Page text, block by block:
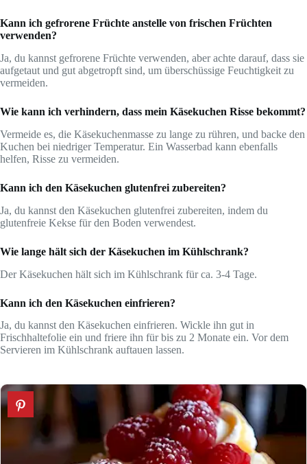
Kann ich gefrorene Früchte anstelle von frischen Früchten
verwenden?
Ja, du kannst gefrorene Früchte verwenden, aber achte darauf, dass sie
aufgetaut und gut abgetropft sind, um überschüssige Feuchtigkeit zu
vermeiden.
Wie kann ich verhindern, dass mein Käsekuchen Risse bekommt?
Vermeide es, die Käsekuchenmasse zu lange zu rühren, und backe den
Kuchen bei niedriger Temperatur. Ein Wasserbad kann ebenfalls
helfen, Risse zu vermeiden.
Kann ich den Käsekuchen glutenfrei zubereiten?
Ja, du kannst den Käsekuchen glutenfrei zubereiten, indem du
glutenfreie Kekse für den Boden verwendest.
Wie lange hält sich der Käsekuchen im Kühlschrank?
Der Käsekuchen hält sich im Kühlschrank für ca. 3-4 Tage.
Kann ich den Käsekuchen einfrieren?
Ja, du kannst den Käsekuchen einfrieren. Wickle ihn gut in
Frischhaltefolie ein und friere ihn für bis zu 2 Monate ein. Vor dem
Servieren im Kühlschrank auftauen lassen.